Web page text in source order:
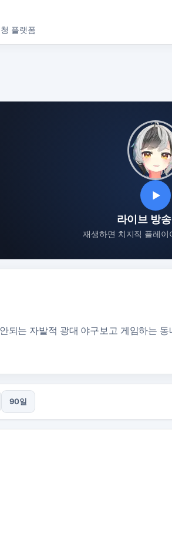
플랫폼
▶
라이브 방
재생하면 치지직 플레이
되는 자발적 광대 야구보고 게임하는 동
90일